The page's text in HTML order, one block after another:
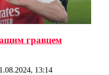
гравцем
13:14